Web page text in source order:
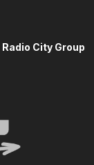
Radio City Group